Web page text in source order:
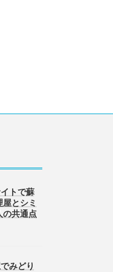
トで蘇
とシミ
の共通点
みどり